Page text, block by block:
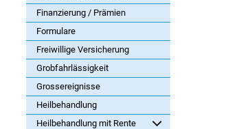
Finanzierung / Prämien
Formulare
Freiwillige Versicherung
Grobfahrlässigkeit
Grossereignisse
Heilbehandlung
Heilbehandlung mit Rente